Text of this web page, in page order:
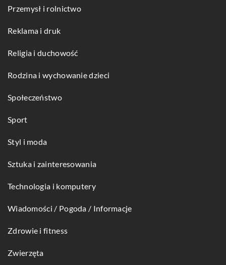
Przemysł i rolnictwo
Reklama i druk
Religia i duchowość
Rodzina i wychowanie dzieci
Społeczeństwo
Sport
Styl i moda
Sztuka i zainteresowania
Technologia i komputery
Wiadomości / Pogoda / Informacje
Zdrowie i fitness
Zwierzęta